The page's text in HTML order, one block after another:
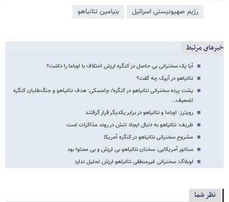
رژیم صهیونیستی اسرائیل بنیامین نتانیاهو
خبرهای مرتبط
آیا یک سخنرانی بی حاصل در کنگره ارزش اختلاف با اوباما را داشت؟
نتانیاهو در آیپک چه گفت؟
پشت پرده سخنرانی نتانیاهو در کنگره/ چامسکی: هدف نتانیاهو و جنگ‌طلبان کنگره
تضعیف…
رویترز: اوباما و نتانیاهو در برابر یکدیگر قرار گرفتند
ظریف: نتانیاهو به دنبال ایجاد تنش در روند مذاکرات است
مشروح سخنرانی نتانیاهو در کنگره آمریکا
سناتور آمریکایی: سخنان نتانیاهو بی ارزش و بی محتوا بود
لوبلاگ: سخنرانی غیرمنطقی نتانیاهو ارزش تحلیل ندارد
نظر شما